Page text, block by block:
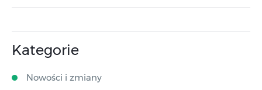
Kategorie
Nowości i zmiany